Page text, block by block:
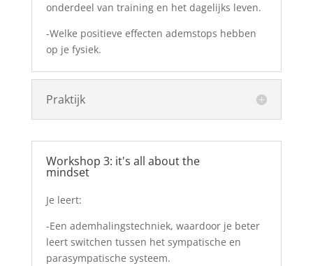
onderdeel van training en het dagelijks leven.
-Welke positieve effecten ademstops hebben
op je fysiek.
Praktijk
Workshop 3: it's all about the
mindset
Je leert:
-Een ademhalingstechniek, waardoor je beter
leert switchen tussen het sympatische en
parasympatische systeem.